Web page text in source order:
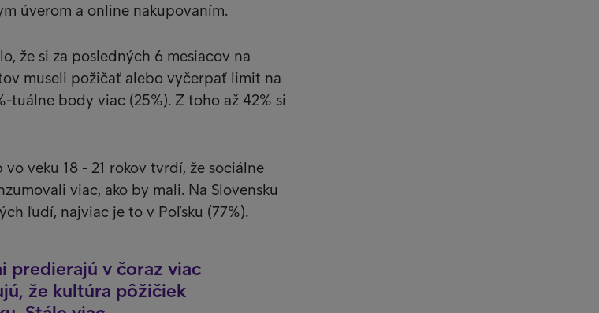
úverom a online nakupovaním.
že si za posledných 6 mesiacov na
museli požičať alebo vyčerpať limit na
tuálne body viac (25%). Z toho až 42% si
veku 18 - 21 rokov tvrdí, že sociálne
viac, ako by mali. Na Slovensku
ľudí, najviac je to v Poľsku (77%).
predierajú v čoraz viac
že kultúra pôžičiek